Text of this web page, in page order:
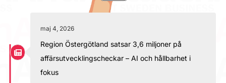
maj 4, 2026
Region Östergötland satsar 3,6 miljoner på
affärsutvecklingscheckar – AI och hållbarhet i
fokus